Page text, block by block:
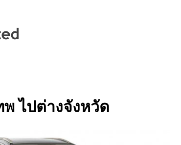
พ ไปต่างจังหวัด